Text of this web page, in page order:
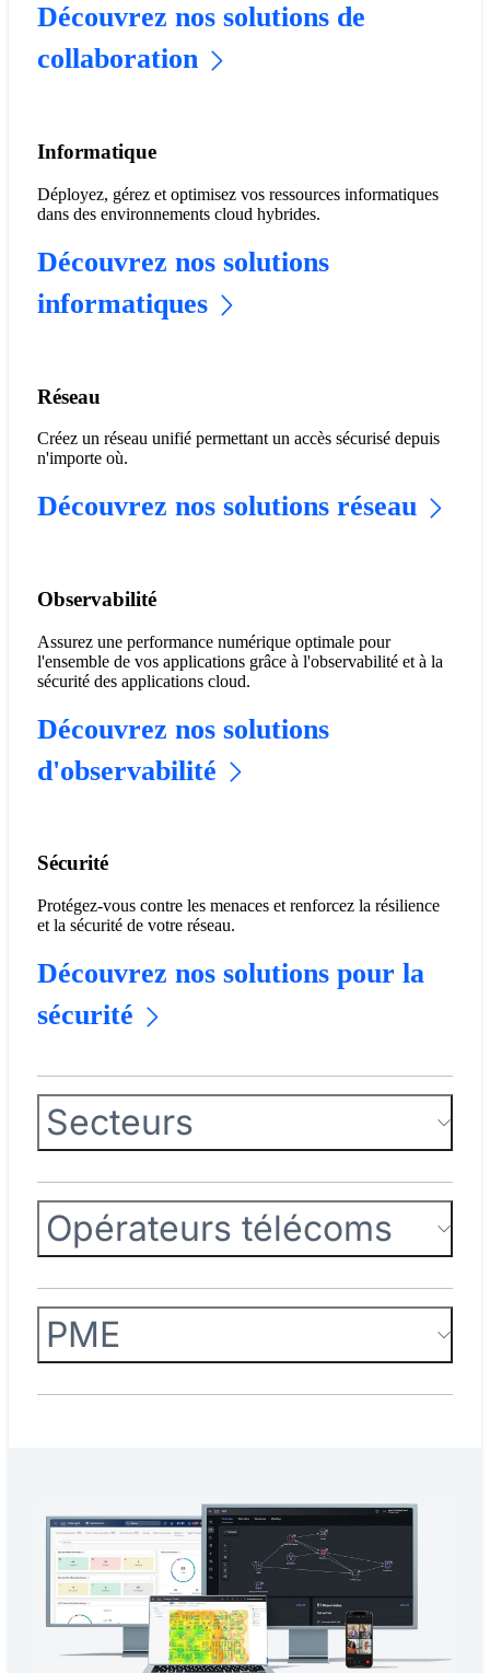
Découvrez nos solutions de
collaboration
Informatique
Déployez, gérez et optimisez vos ressources informatiques
dans des environnements cloud hybrides.
Découvrez nos solutions
informatiques
Réseau
Créez un réseau unifié permettant un accès sécurisé depuis
n'importe où.
Découvrez nos solutions réseau
Observabilité
Assurez une performance numérique optimale pour
l'ensemble de vos applications grâce à l'observabilité et à la
sécurité des applications cloud.
Découvrez nos solutions
d'observabilité
Sécurité
Protégez-vous contre les menaces et renforcez la résilience
et la sécurité de votre réseau.
Découvrez nos solutions pour la
sécurité
Secteurs
Opérateurs télécoms
PME